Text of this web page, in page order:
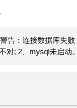
告：连接数据库失
对; 2、mysql未启动。